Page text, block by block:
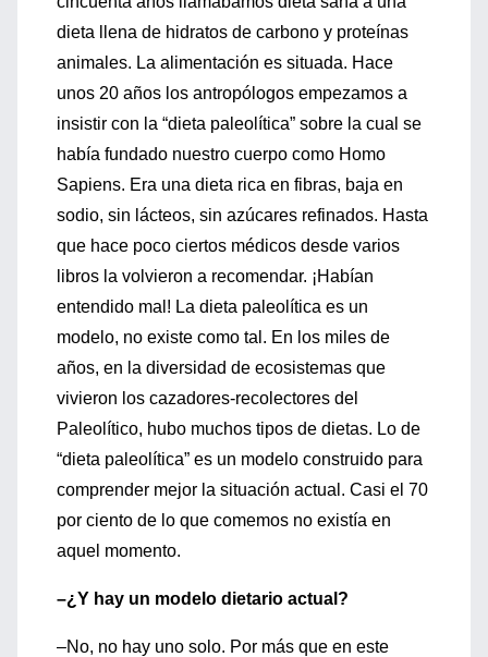
dieta llena de hidratos de carbono y proteínas
animales. La alimentación es situada. Hace
unos 20 años los antropólogos empezamos a
insistir con la “dieta paleolítica” sobre la cual se
había fundado nuestro cuerpo como Homo
Sapiens. Era una dieta rica en fibras, baja en
sodio, sin lácteos, sin azúcares refinados. Hasta
que hace poco ciertos médicos desde varios
libros la volvieron a recomendar. ¡Habían
entendido mal! La dieta paleolítica es un
modelo, no existe como tal. En los miles de
años, en la diversidad de ecosistemas que
vivieron los cazadores-recolectores del
Paleolítico, hubo muchos tipos de dietas. Lo de
“dieta paleolítica” es un modelo construido para
comprender mejor la situación actual. Casi el 70
por ciento de lo que comemos no existía en
aquel momento.
–¿Y hay un modelo dietario actual?
–No, no hay uno solo. Por más que en este